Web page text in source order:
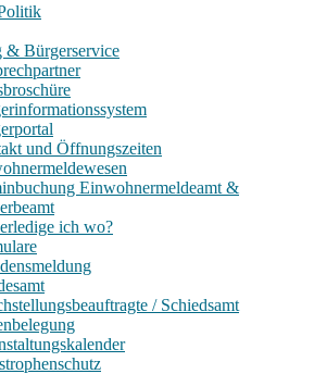
& Bürgerservice
und Öffnungszeiten
Einwohnermeldeamt &
ich wo?
/ Schiedsamt